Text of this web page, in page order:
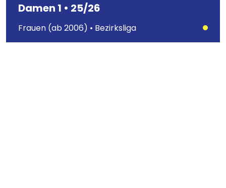
Damen 1 • 25/26
Frauen (ab 2006) • Bezirksliga